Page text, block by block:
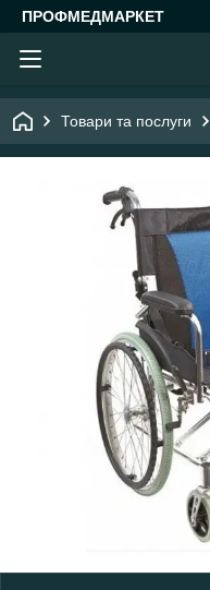
ПРОФМЕДМАРКЕТ
Товари та послуги